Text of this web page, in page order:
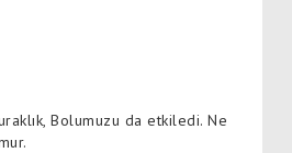
Bolumuzu da etkiledi. Ne